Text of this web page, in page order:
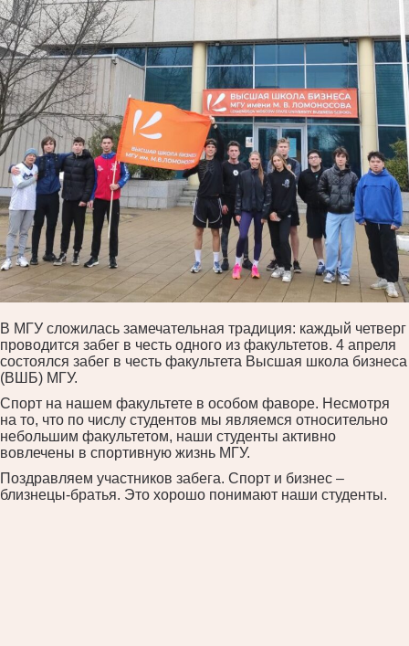
В МГУ сложилась замечательная традиция: каждый четверг
проводится забег в честь одного из факультетов. 4 апреля
состоялся забег в честь факультета Высшая школа бизнеса
(ВШБ) МГУ.
Спорт на нашем факультете в особом фаворе. Несмотря
на то, что по числу студентов мы являемся относительно
небольшим факультетом, наши студенты активно
вовлечены в спортивную жизнь МГУ.
Поздравляем участников забега. Спорт и бизнес –
близнецы-братья. Это хорошо понимают наши студенты.